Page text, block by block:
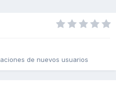
de nuevos usuarios